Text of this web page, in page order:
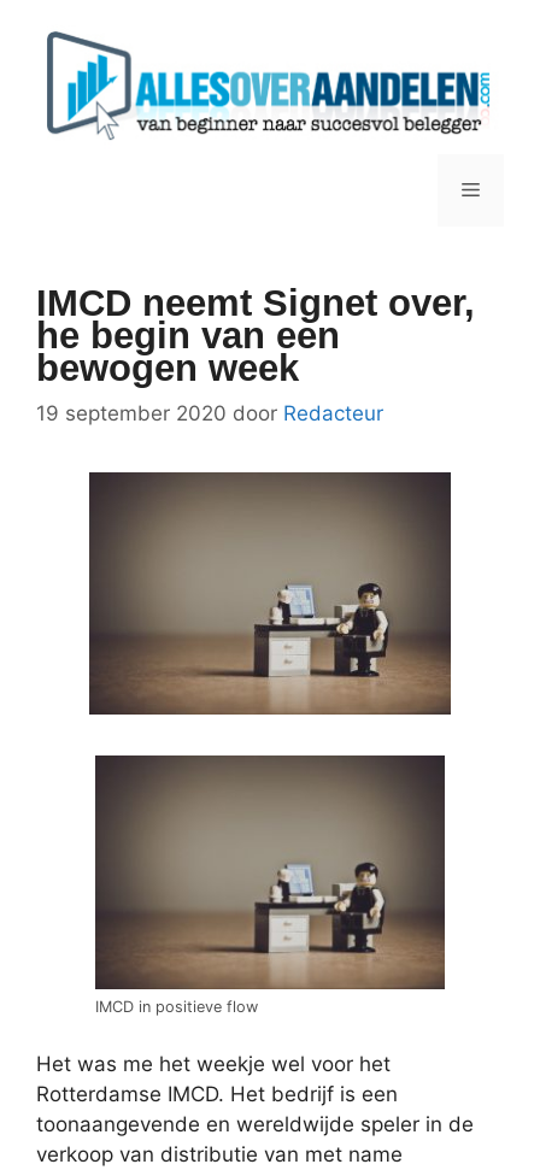
Menu
IMCD neemt Signet over,
he begin van een
bewogen week
19 september 2020 door Redacteur
IMCD in positieve flow
Het was me het weekje wel voor het
Rotterdamse IMCD. Het bedrijf is een
toonaangevende en wereldwijde speler in de
verkoop van distributie van met name